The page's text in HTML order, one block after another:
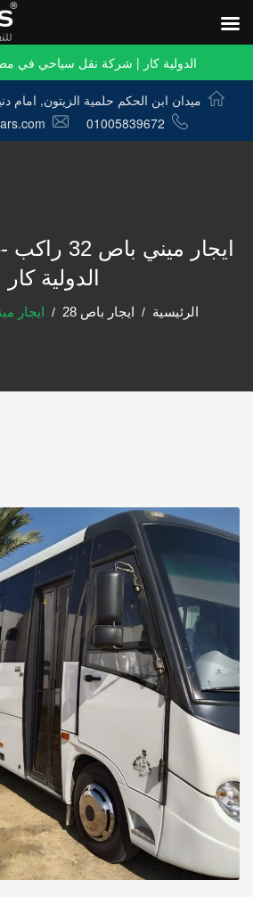
الدولية كار | شركة نقل سياحي في
ميدان ابن الحكم حلمية الزيتون, امام
01005839672
الدولية كار
الرئيسية ايجار باص 28 ايجار ميني